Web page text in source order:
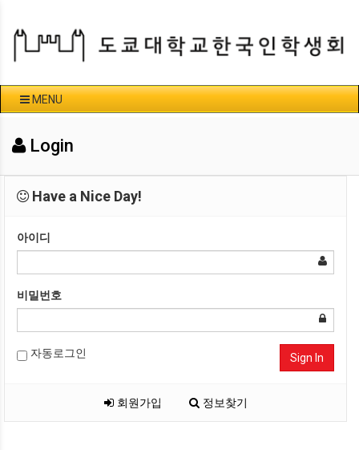
MENU
Login
Have a Nice Day!
아이디
비밀번호
자동로그인 Sign In
회원가입 정보찾기